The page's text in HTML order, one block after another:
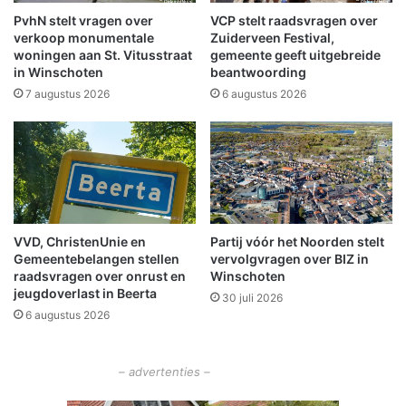
h
t
m
e
e
s
t
r
s
t
e
a
m
p
l
a
n
t
PvhN stelt vragen over
verkoop monumentale
woningen aan St. Vitusstraat
in Winschoten
7 augustus 2026
VCP stelt raadsvragen over
Zuiderveen Festival,
gemeente geeft uitgebreide
beantwoording
6 augustus 2026
VVD, ChristenUnie en
Gemeentebelangen stellen
raadsvragen over onrust en
jeugdoverlast in Beerta
6 augustus 2026
Partij vóór het Noorden stelt
vervolgvragen over BIZ in
Winschoten
30 juli 2026
– advertenties –